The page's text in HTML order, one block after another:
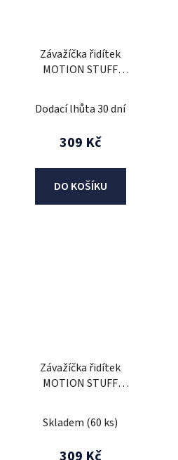
Závažíčka řidítek
MOTION STUFF
17mm)
Dodací lhůta 30 dní
309 Kč
DO KOŠÍKU
Závažíčka řidítek
MOTION STUFF
17mm)
Skladem (60 ks)